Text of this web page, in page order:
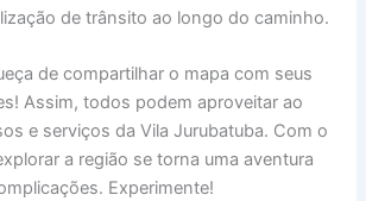
de trânsito ao longo do caminho.
de compartilhar o mapa com seus
Assim, todos podem aproveitar ao
e serviços da Vila Jurubatuba. Com o
a região se torna uma aventura
Experimente!